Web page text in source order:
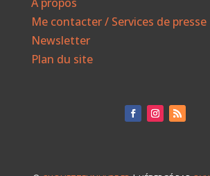
Me contacter / Services de presse
Newsletter
Plan du site